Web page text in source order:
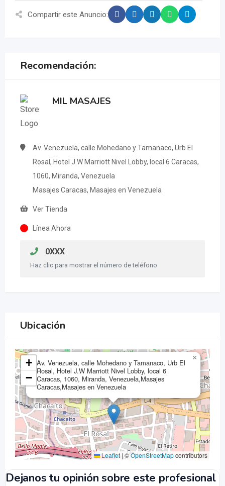
Compartir este Anuncio:
Recomendación:
MIL MASAJES
Av. Venezuela, calle Mohedano y Tamanaco, Urb El
Rosal, Hotel J.W Marriott Nivel Lobby, local 6 Caracas,
1060, Miranda, Venezuela
Masajes Caracas, Masajes en Venezuela
Ver Tienda
Línea Ahora
0XXX
Haz clic para mostrar el número de teléfono
Ubicación
Av. Venezuela, calle Mohedano y Tamanaco, Urb El
Rosal, Hotel J.W Marriott Nivel Lobby, local 6
Caracas, 1060, Miranda, Venezuela,Masajes
Caracas,Masajes en Venezuela
×
+
−
Leaflet | ©OpenStreetMapcontributors
Dejanos tu opinión sobre este profesional